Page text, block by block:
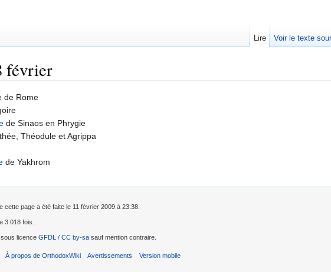
février
de Rome
de Sinaos en Phrygie
Théodule et Agrippa
de Yakhrom
Lire Voir le texte
cette page a été faite le 11 février 2009 à 23:38.
3 018 fois.
licence GFDL / CC by-sa sauf mention contraire.
À propos de OrthodoxWiki Avertissements Version mobile